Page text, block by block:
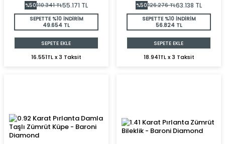
%50110.341TL55.171 TL
SEPETTE %10 İNDİRİM
49.654 TL
SEPETE EKLE
16.551TL x 3 Taksit
%50126.276TL63.138 TL
SEPETTE %10 İNDİRİM
56.824 TL
SEPETE EKLE
18.941TL x 3 Taksit